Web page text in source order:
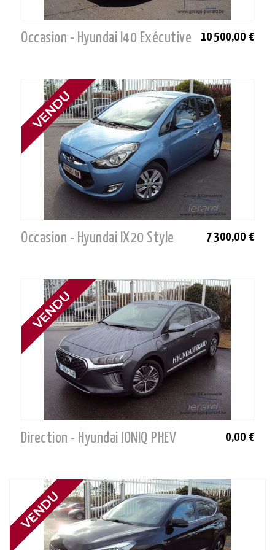
Occasion - Hyundai I40 Exécutive 10 500,00 €
Occasion - Hyundai IX20 Style 7 300,00 €
Direction - Hyundai IONIQ PHEV 0,00 €